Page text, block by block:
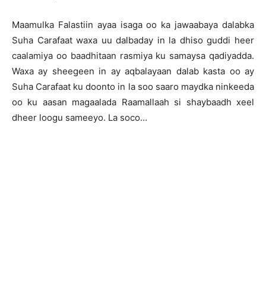
Maamulka Falastiin ayaa isaga oo ka jawaabaya dalabka
Suha Carafaat waxa uu dalbaday in la dhiso guddi heer
caalamiya oo baadhitaan rasmiya ku samaysa qadiyadda.
Waxa ay sheegeen in ay aqbalayaan dalab kasta oo ay
Suha Carafaat ku doonto in la soo saaro maydka ninkeeda
oo ku aasan magaalada Raamallaah si shaybaadh xeel
dheer loogu sameeyo. La soco…